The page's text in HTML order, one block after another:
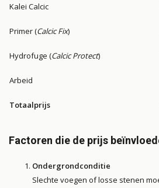
Kalei Calcic
Primer (Calcic Fix)
Hydrofuge (Calcic Protect)
Arbeid
Totaalprijs
Factoren die de prijs
Ondergrondconditie
Slechte voegen of losse stenen